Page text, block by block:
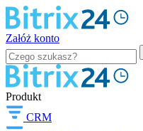
Załóż konto
Produkt
CRM